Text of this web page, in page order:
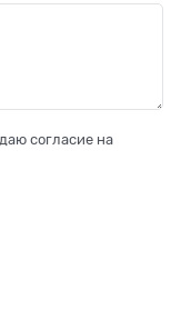
согласие на